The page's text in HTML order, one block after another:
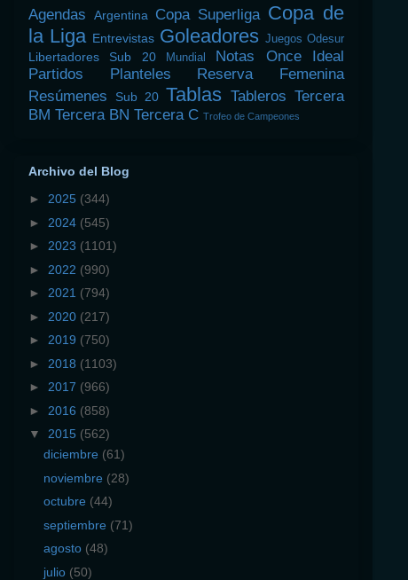
Agendas Argentina Copa Superliga Copa de
la Liga Entrevistas Goleadores Juegos Odesur
Libertadores Sub 20 Mundial Notas
Once Ideal
Partidos
Planteles
Reserva Femenina
Resúmenes
Sub 20 Tablas Tableros Tercera
BM Tercera BN Tercera C Trofeo de Campeones
Archivo del Blog
► 2025 (344)
► 2024 (545)
► 2023 (1101)
► 2022 (990)
► 2021 (794)
► 2020 (217)
► 2019 (750)
► 2018 (1103)
► 2017 (966)
► 2016 (858)
▼ 2015 (562)
diciembre (61)
noviembre (28)
octubre (44)
septiembre (71)
agosto (48)
julio (50)